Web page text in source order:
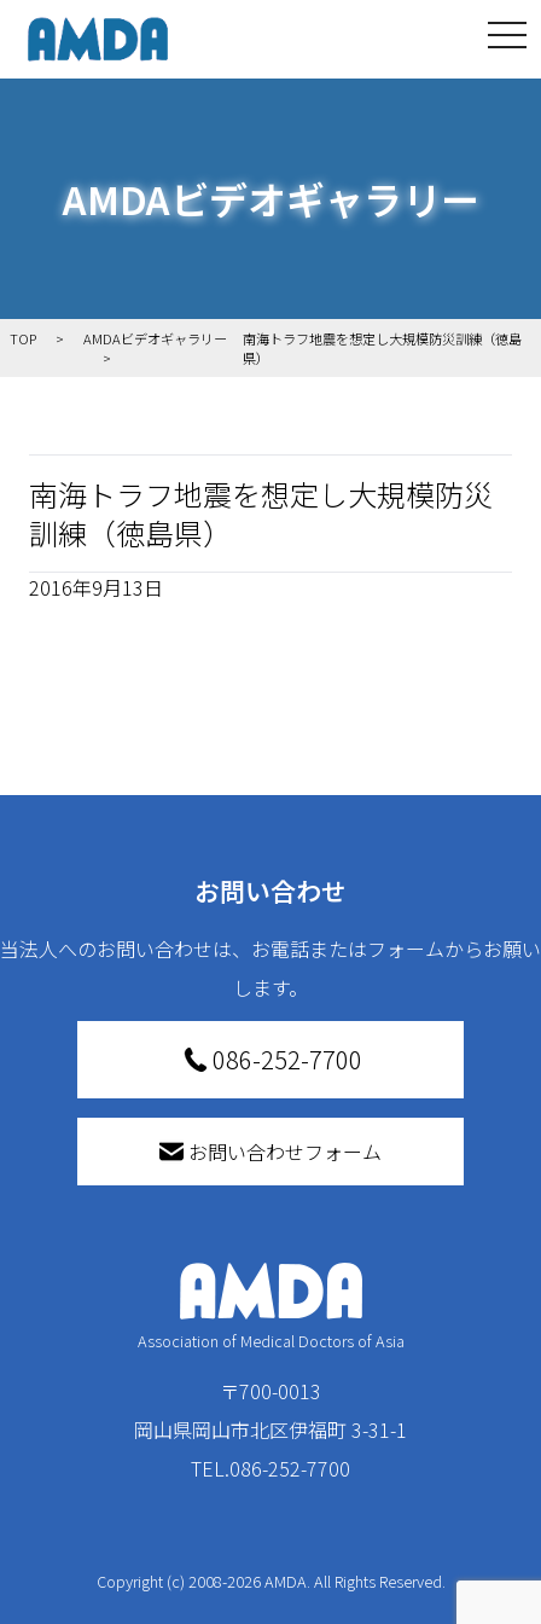
AMDAビデオギャラリー
TOP AMDAビデオギャラリー
南海トラフ地震を想定し大規模防災訓練（徳島
県）
南海トラフ地震を想定し大規模防災
訓練（徳島県）
2016年9月13日
お問い合わせ
当法人へのお問い合わせは、お電話またはフォームからお願い
します。
086-252-7700
お問い合わせフォーム
Association of Medical Doctors of Asia
〒700-0013
岡山県岡山市北区伊福町 3-31-1
TEL.086-252-7700
Copyright (c) 2008-2026 AMDA. All Rights Reserved.